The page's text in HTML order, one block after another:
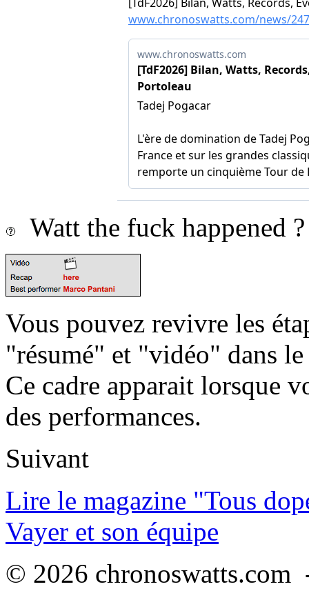
Watt the fuck happened ?
Vous pouvez revivre les
"résumé" et "vidéo" dans
Ce cadre apparait lorsque
des performances.
Suivant
Lire le magazine "Tous
Vayer et son équipe
© 2026